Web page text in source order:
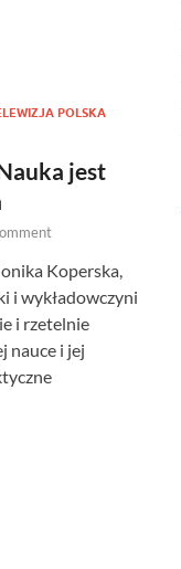
POLSKA
jest
Koperska,
i wykładowczyni
i rzetelnie
nauce i jej